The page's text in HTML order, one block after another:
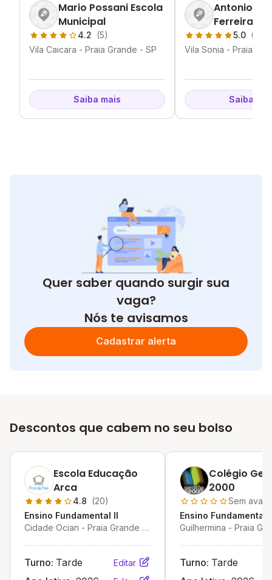
Mario Possani Escola
Municipal
4.2 (5)
Vila Caicara - Praia Grande - SP
Saiba mais
Antonio
Ferreira
Municipal
5.0 (2)
Vila Sonia - Praia
Saiba
Quer saber quando surgir sua
vaga?
Nós te avisamos
Cadastrar alerta
Descontos que cabem no seu bolso
Escola Educação
Arca
4.8 (20)
Ensino Fundamental II
Cidade Ocian - Praia Grande -
Turno: Tarde Editar
Colégio
2000
Sem
Ensino Fundamental
Guilhermina - Praia
Turno: Tarde